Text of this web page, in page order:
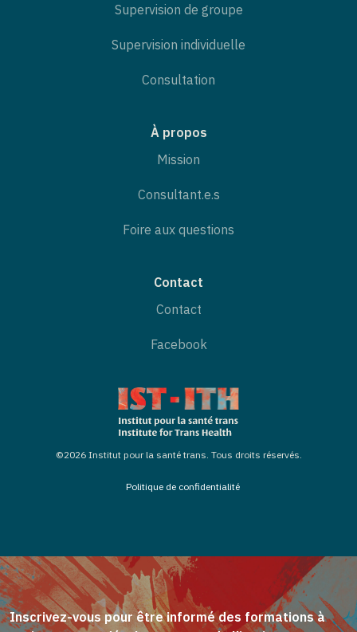
Supervision de groupe
Supervision individuelle
Consultation
À propos
Mission
Consultant.e.s
Foire aux questions
Contact
Contact
Facebook
©2026 Institut pour la santé trans. Tous droits réservés.
Politique de confidentialité
Inscrivez-vous pour être informé des formations à